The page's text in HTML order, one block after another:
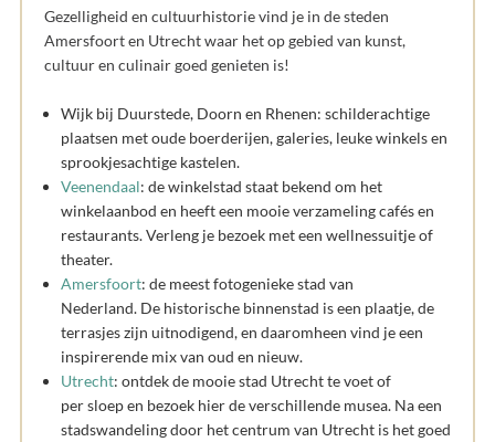
Gezelligheid en cultuurhistorie vind je in de steden
Amersfoort en Utrecht waar het op gebied van kunst,
cultuur en culinair goed genieten is!
Wijk bij Duurstede, Doorn en Rhenen: schilderachtige
plaatsen met oude boerderijen, galeries, leuke winkels en
sprookjesachtige kastelen.
Veenendaal: de winkelstad staat bekend om het
winkelaanbod en heeft een mooie verzameling cafés en
restaurants. Verleng je bezoek met een wellnessuitje of
theater.
Amersfoort: de meest fotogenieke stad van
Nederland. De historische binnenstad is een plaatje, de
terrasjes zijn uitnodigend, en daaromheen vind je een
inspirerende mix van oud en nieuw.
Utrecht: ontdek de mooie stad Utrecht te voet of
per sloep en bezoek hier de verschillende musea. Na een
stadswandeling door het centrum van Utrecht is het goed